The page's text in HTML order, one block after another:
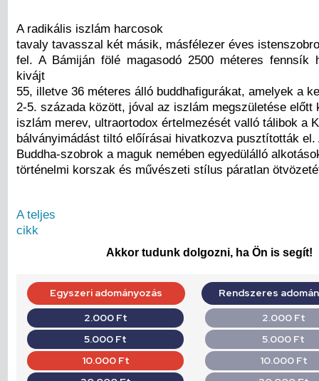
A radikális iszlám harcosok
tavaly tavasszal két másik, másfélezer éves
fel. A Bámiján fölé magasodó 2500 méteres fennsík
kivájt
55, illetve 36 méteres álló buddhafigurákat, amelyek a
2-5. százada között, jóval az iszlám megszületése előtt
iszlám merev, ultraortodox értelmezését valló tálibok a
bálványimádást tiltó előírásai hivatkozva pusztították el.
Buddha-szobrok a maguk nemében egyedülálló
történelmi korszak és művészeti stílus páratlan
A teljes
cikk
Akkor tudunk dolgozni, ha Ön is segít!